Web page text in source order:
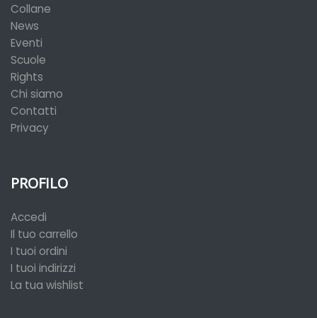
Collane
News
Eventi
Scuole
Rights
Chi siamo
Contatti
Privacy
PROFILO
Accedi
Il tuo carrello
I tuoi ordini
I tuoi indirizzi
La tua wishlist